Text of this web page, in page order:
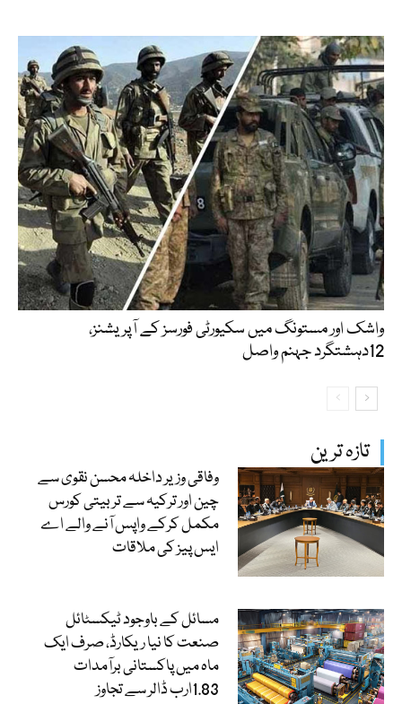
تازہ ترین
وفاقی وزیر داخلہ محسن نقوی سے
چین اور ترکیہ سے تربیتی کورس
مکمل کرکے واپس آنے والے اے
ایس پیز کی ملاقات
مسائل کے باوجود ٹیکسٹائل
صنعت کا نیا ریکارڈ، صرف ایک
ماہ میں پاکستانی برآمدات
1.83ارب ڈالر سے تجاوز
واشک اور مستونگ میں سکیورٹی فورسز کے آپریشنز،
12دہشتگرد جہنم واصل